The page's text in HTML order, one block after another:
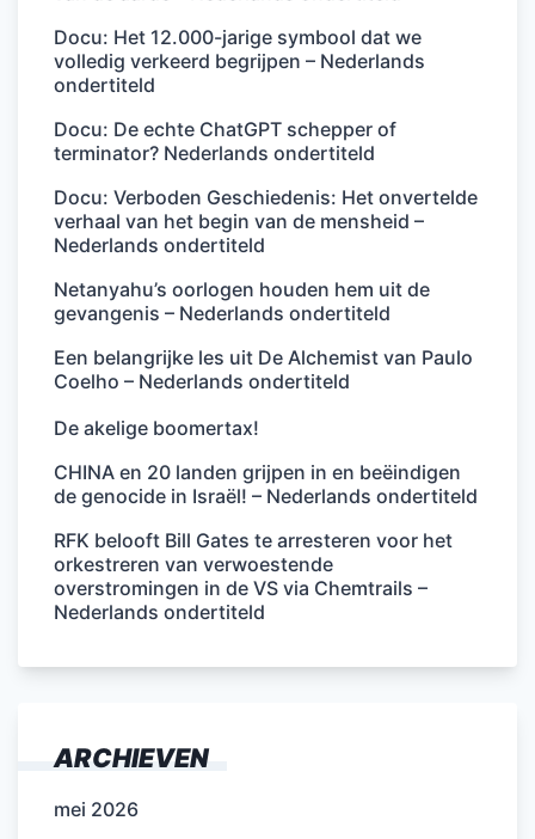
Docu: Het 12.000-jarige symbool dat we
volledig verkeerd begrijpen – Nederlands
ondertiteld
Docu: De echte ChatGPT schepper of
terminator? Nederlands ondertiteld
Docu: Verboden Geschiedenis: Het onvertelde
verhaal van het begin van de mensheid –
Nederlands ondertiteld
Netanyahu’s oorlogen houden hem uit de
gevangenis – Nederlands ondertiteld
Een belangrijke les uit De Alchemist van Paulo
Coelho – Nederlands ondertiteld
De akelige boomertax!
CHINA en 20 landen grijpen in en beëindigen
de genocide in Israël! – Nederlands ondertiteld
RFK belooft Bill Gates te arresteren voor het
orkestreren van verwoestende
overstromingen in de VS via Chemtrails –
Nederlands ondertiteld
ARCHIEVEN
mei 2026